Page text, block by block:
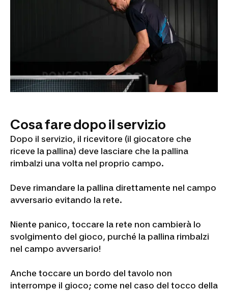
Cosa fare dopo il servizio
Dopo il servizio, il ricevitore (il giocatore che
riceve la pallina) deve lasciare che la pallina
rimbalzi una volta nel proprio campo.
Deve rimandare la pallina direttamente nel campo
avversario evitando la rete.
Niente panico, toccare la rete non cambierà lo
svolgimento del gioco, purché la pallina rimbalzi
nel campo avversario!
Anche toccare un bordo del tavolo non
interrompe il gioco; come nel caso del tocco della